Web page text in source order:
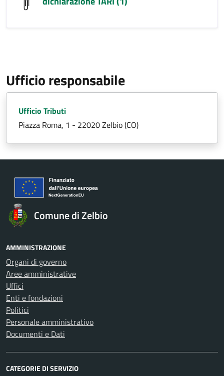
Ufficio responsabile
Ufficio Tributi
Piazza Roma, 1 - 22020 Zelbio (CO)
Comune di Zelbio
AMMINISTRAZIONE
Organi di governo
Aree amministrative
Uffici
Enti e fondazioni
Politici
Personale amministrativo
Documenti e Dati
CATEGORIE DI SERVIZIO